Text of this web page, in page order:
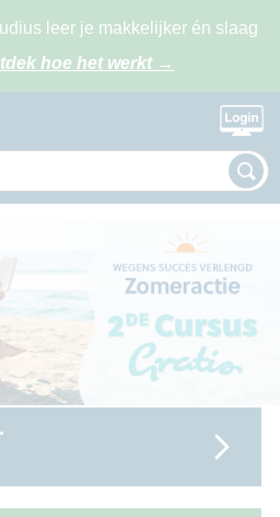
leer je makkelijker én slaag
hoe het werkt →